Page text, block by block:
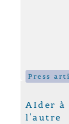
Press
AIder à
l'autre